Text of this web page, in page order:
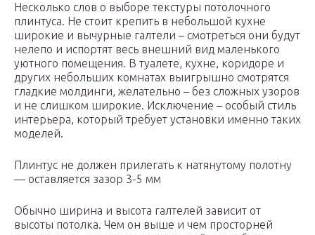
Несколько слов о выборе текстуры потолочного
плинтуса. Не стоит крепить в небольшой кухне
широкие и вычурные галтели – смотреться они будут
нелепо и испортят весь внешний вид маленького
уютного помещения. В туалете, кухне, коридоре и
других небольших комнатах выигрышно смотрятся
гладкие молдинги, желательно – без сложных узоров
и не слишком широкие. Исключение – особый стиль
интерьера, который требует установки именно таких
моделей.
Плинтус не должен прилегать к натянутому полотну
— оставляется зазор 3-5 мм
Обычно ширина и высота галтелей зависит от
высоты потолка. Чем он выше и чем просторней